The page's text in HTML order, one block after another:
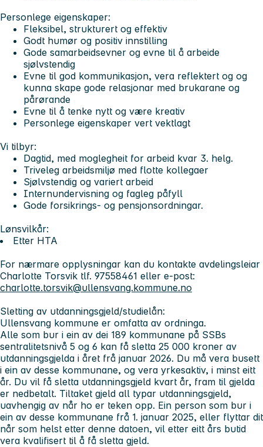
Personlege eigenskaper:
Fleksibel, strukturert og effektiv
Godt humør og positiv innstilling
Gode samarbeidsevner og evne til å arbeide
sjølvstendig
Evne til god kommunikasjon, vera reflektert og og
kunna skape gode relasjonar med brukarane og
pårørande
Evne til å tenke nytt og være kreativ
Personlege eigenskaper vert vektlagt
Vi tilbyr:
Dagtid, med moglegheit for arbeid kvar 3. helg.
Triveleg arbeidsmiljø med flotte kollegaer
Sjølvstendig og variert arbeid
Internundervisning og fagleg påfyll
Gode forsikrings- og pensjonsordningar.
Lønsvilkår:
Etter HTA
For nærmare opplysningar kan du kontakte avdelingsleiar
Charlotte Torsvik tlf. 97558461 eller e-post:
charlotte.torsvik@ullensvang.kommune.no
Sletting av utdanningsgjeld/studielån:
Ullensvang kommune er omfatta av ordninga.
Alle som bur i ein av dei 189 kommunane på SSBs
sentralitetsnivå 5 og 6 kan få sletta 25 000 kroner av
utdanningsgjelda i året frå januar 2026. Du må vera busett
i ein av desse kommunane, og vera yrkesaktiv, i minst eitt
år. Du vil få sletta utdanningsgjeld kvart år, fram til gjelda
er nedbetalt. Tiltaket gjeld all typar utdanningsgjeld,
uavhengig av når ho er teken opp. Ein person som bur i
ein av desse kommunane frå 1. januar 2025, eller flyttar dit
når som helst etter denne datoen, vil etter eitt års butid
vera kvalifisert til å få sletta gjeld.